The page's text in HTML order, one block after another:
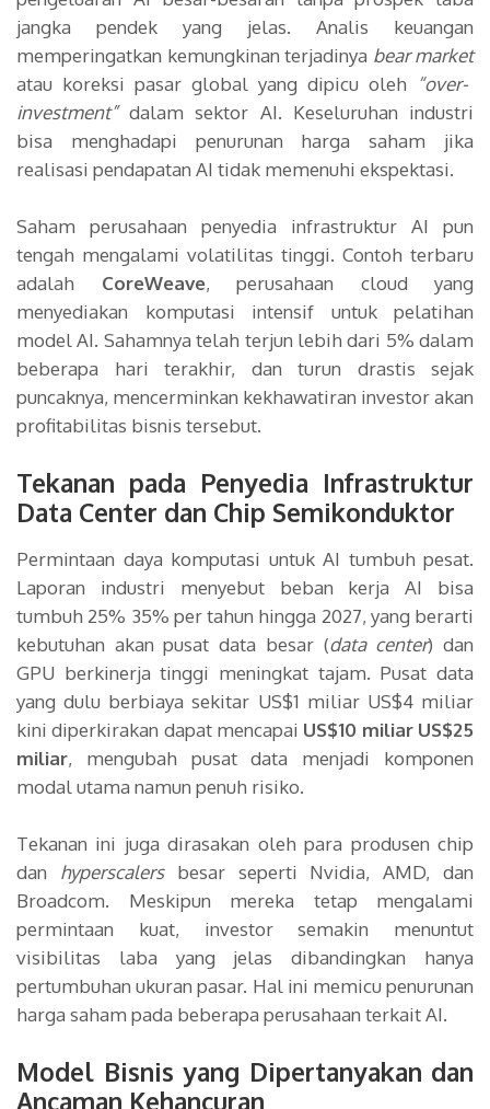
jangka pendek yang jelas. Analis keuangan
memperingatkan kemungkinan terjadinya bear market
atau koreksi pasar global yang dipicu oleh
“over-
investment”dalam sektor AI. Keseluruhan industri
bisa menghadapi penurunan harga saham jika
realisasi pendapatan AI tidak memenuhi ekspektasi.
Saham perusahaan penyedia infrastruktur AI pun
tengah mengalami volatilitas tinggi. Contoh terbaru
adalah CoreWeave, perusahaan cloud yang
menyediakan komputasi intensif untuk pelatihan
model AI. Sahamnya telah terjun lebih dari 5% dalam
beberapa hari terakhir, dan turun drastis sejak
puncaknya, mencerminkan kekhawatiran investor akan
profitabilitas bisnis tersebut.
Tekanan pada Penyedia Infrastruktur
Data Center dan Chip Semikonduktor
Permintaan daya komputasi untuk AI tumbuh pesat.
Laporan industri menyebut beban kerja AI bisa
tumbuh 25% 35% per tahun hingga 2027, yang berarti
kebutuhan akan pusat data besar (data center) dan
GPU berkinerja tinggi meningkat tajam. Pusat data
yang dulu berbiaya sekitar US$1 miliar US$4 miliar
kini diperkirakan dapat mencapai US$10 miliar US$25
miliar, mengubah pusat data menjadi komponen
modal utama namun penuh risiko.
Tekanan ini juga dirasakan oleh para produsen chip
dan hyperscalersbesar seperti Nvidia, AMD, dan
Broadcom. Meskipun mereka tetap mengalami
permintaan kuat, investor semakin menuntut
visibilitas laba yang jelas dibandingkan hanya
pertumbuhan ukuran pasar. Hal ini memicu penurunan
harga saham pada beberapa perusahaan terkait AI.
Model Bisnis yang Dipertanyakan dan
Ancaman Kehancuran